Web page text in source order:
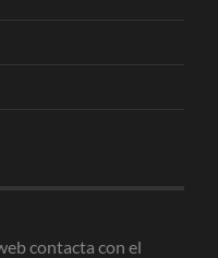
contacta con el